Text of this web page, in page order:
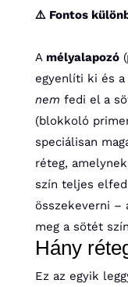
⚠️ Fontos
A mélyalapozó
egyenlíti ki és
nem fedi el a
(blokkoló
speciálisan
réteg,
szín teljes
összekeverni –
meg a sötét
Hány
Ez az egyik